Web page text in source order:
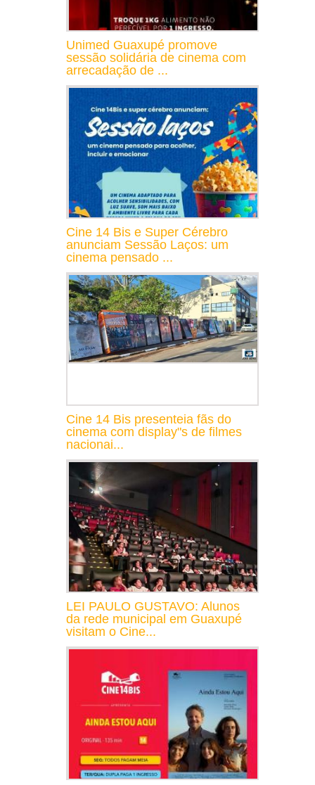
Unimed Guaxupé promove
sessão solidária de cinema com
arrecadação de ...
Cine 14 Bis e Super Cérebro
anunciam Sessão Laços: um
cinema pensado ...
Cine 14 Bis presenteia fãs do
cinema com display"s de filmes
nacionai...
LEI PAULO GUSTAVO: Alunos
da rede municipal em Guaxupé
visitam o Cine...